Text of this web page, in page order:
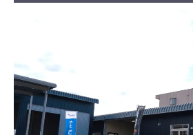
フロントデフ FIG4 ナ
フロントデフ FIG4 ナ
フロントデフ FIG4 ナ
CMX2506RC
フロントデフ FIG4 ナ
CMX2506YC/YCV/